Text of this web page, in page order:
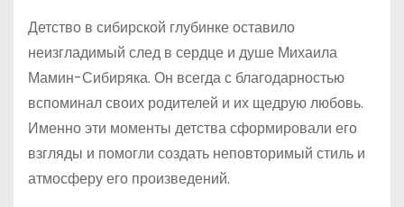
Детство в сибирской глубинке оставило
неизгладимый след в сердце и душе Михаила
Мамин-Сибиряка. Он всегда с благодарностью
вспоминал своих родителей и их щедрую любовь.
Именно эти моменты детства сформировали его
взгляды и помогли создать неповторимый стиль и
атмосферу его произведений.